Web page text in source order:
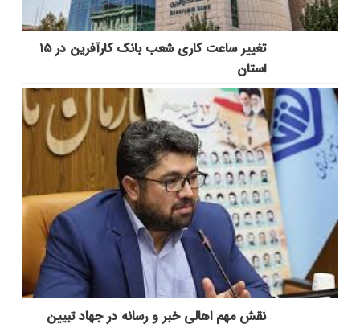
تغییر ساعت کاری شعب بانک کارآفرین در ۱۵
استان
نقش مهم اهالی خبر و رسانه در جهاد تبیین